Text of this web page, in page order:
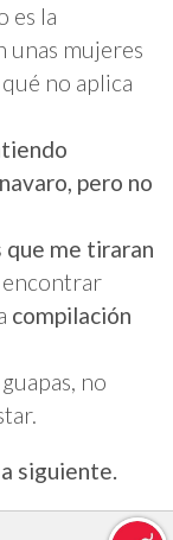
es la
unas mujeres
no aplica
pero no
que me tiraran
encontrar
compilación
no
siguiente.